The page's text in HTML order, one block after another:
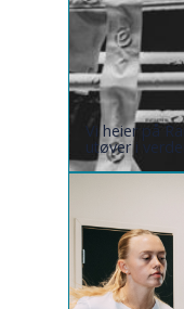
Vi heier på
utøver i